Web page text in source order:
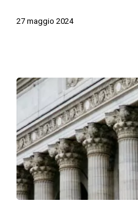
27 maggio 2024